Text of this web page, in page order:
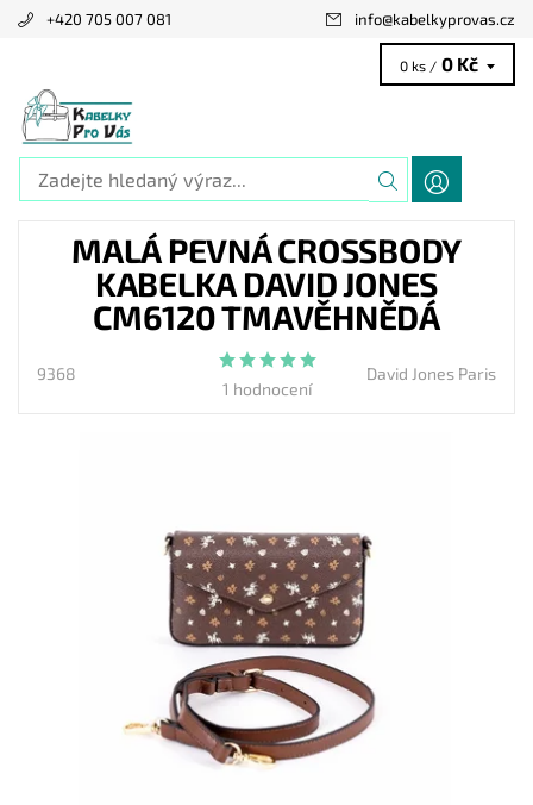
+420 705 007 081 info@kabelkyprovas.cz
0 ks / 0 Kč
MALÁ PEVNÁ CROSSBODY
KABELKA DAVID JONES
CM6120 TMAVĚHNĚDÁ
9368
1 hodnocení
David Jones Paris